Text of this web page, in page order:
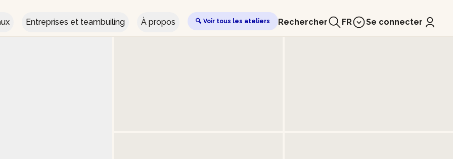
Entreprises et teambuiling À propos 🔍 Voir tous les ateliers Rechercher FR Se connecter